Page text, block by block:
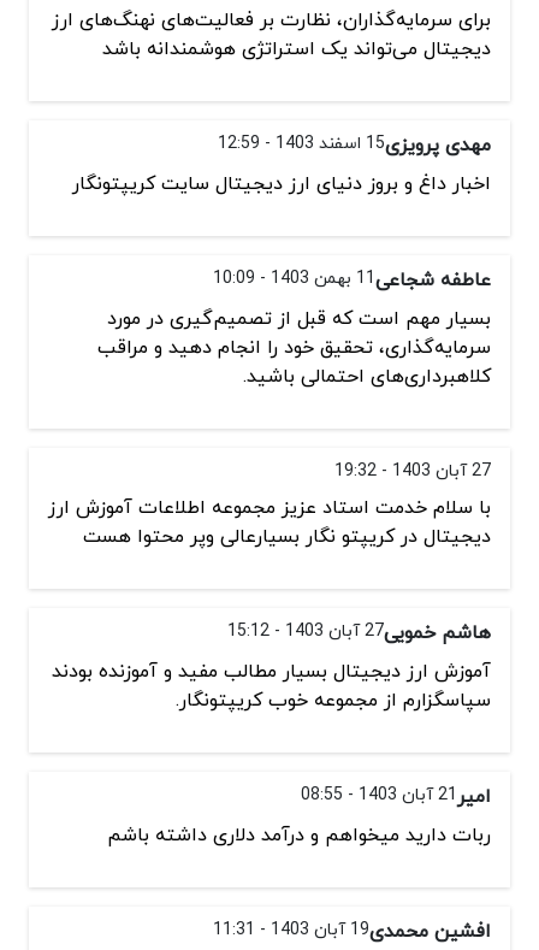
برای سرمایه‌گذاران، نظارت بر فعالیت‌های نهنگ‌های ارز
دیجیتال می‌تواند یک استراتژی هوشمندانه باشد
مهدی پرویزی15 اسفند 1403 - 12:59
اخبار داغ و بروز دنیای ارز دیجیتال سایت کریپتونگار
عاطفه شجاعی11 بهمن 1403 - 10:09
بسیار مهم است که قبل از تصمیم‌گیری در مورد
سرمایه‌گذاری، تحقیق خود را انجام دهید و مراقب
کلاهبرداری‌های احتمالی باشید.
27 آبان 1403 - 19:32
با سلام خدمت استاد عزیز مجموعه اطلاعات آموزش ارز
دیجیتال در کریپتو نگار بسیارعالی وپر محتوا هست
هاشم خمویی27 آبان 1403 - 15:12
آموزش ارز دیجیتال بسیار مطالب مفید و آموزنده بودند
سپاسگزارم از مجموعه خوب کریپتونگار.
امیر 21 آبان 1403 - 08:55
ربات دارید میخواهم و درآمد دلاری داشته باشم
افشین محمدی19 آبان 1403 - 11:31